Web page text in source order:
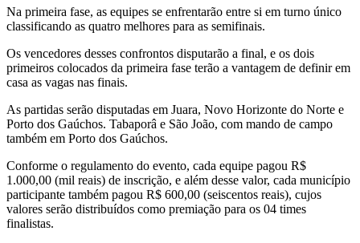
Na primeira fase, as equipes se enfrentarão entre si em turno único
classificando as quatro melhores para as semifinais.
Os vencedores desses confrontos disputarão a final, e os dois
primeiros colocados da primeira fase terão a vantagem de definir em
casa as vagas nas finais.
As partidas serão disputadas em Juara, Novo Horizonte do Norte e
Porto dos Gaúchos. Tabaporâ e São João, com mando de campo
também em Porto dos Gaúchos.
Conforme o regulamento do evento, cada equipe pagou R$
1.000,00 (mil reais) de inscrição, e além desse valor, cada município
participante também pagou R$ 600,00 (seiscentos reais), cujos
valores serão distribuídos como premiação para os 04 times
finalistas.